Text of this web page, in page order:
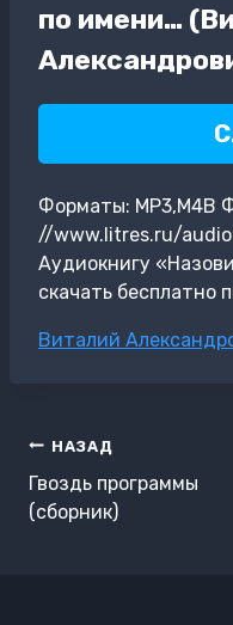
по имени…
Форматы: MP3,M4B
//www.litres.ru/
Аудиокнигу
скачать бесплатно
Метки
Виталий
Навигация
по
записям
НАЗАД
Гвоздь программы
(сборник)